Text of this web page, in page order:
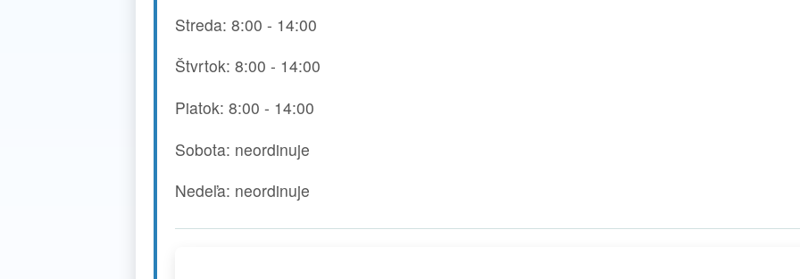
Streda: 8:00 - 14:00
Štvrtok: 8:00 - 14:00
Piatok: 8:00 - 14:00
Sobota: neordinuje
Nedeľa: neordinuje